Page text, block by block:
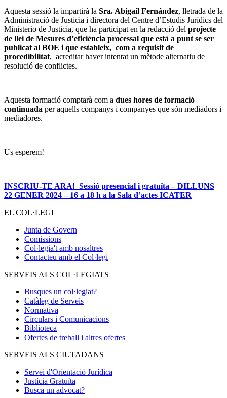
Aquesta sessió la impartirà la Sra. Abigail Fernández, lletrada de la
Administració de Justicia i directora del Centre d’Estudis Jurídics del
Ministerio de Justicia, que ha participat en la redacció del projecte
de llei de Mesures d’eficiència processal que està a punt se ser
publicat al BOE i que estableix, com a requisit de
procedibilitat, acreditar haver intentat un mètode alternatiu de
resolució de conflictes.
Aquesta formació comptarà com a dues hores de formació
continuada per aquells companys i companyes que són mediadors i
mediadores.
Us esperem!
INSCRIU-TE ARA! Sessió presencial i gratuïta – DILLUNS
22 GENER 2024 – 16 a 18 h a la Sala d’actes ICATER
EL COL·LEGI
Junta de Govern
Comissions
Col·legia't amb nosaltres
Contacteu amb el Col·legi
SERVEIS ALS COL·LEGIATS
Busques un col·legiat?
Catàleg de Serveis
Normativa
Circulars i Comunicacions
Biblioteca
Ofertes de treball i altres ofertes
SERVEIS ALS CIUTADANS
Servei d'Orientació Jurídica
Justícia Gratuïta
Busca un advocat?